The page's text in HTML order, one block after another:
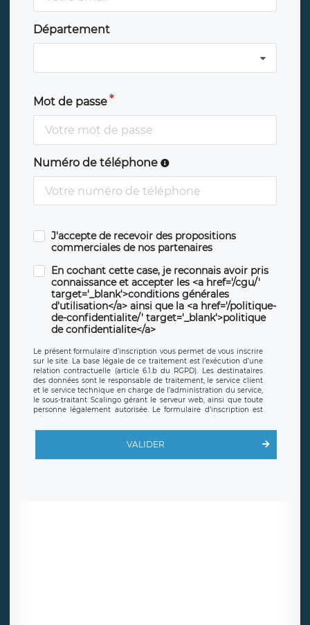
Département
Mot de passe
Numéro de téléphone
J'accepte de recevoir des propositions
commerciales de nos partenaires
En cochant cette case, je reconnais avoir pris
connaissance et accepter les <a href='/cgu/'
target='_blank'>conditions générales
d'utilisation</a> ainsi que la <a href='/politique-
de-confidentialite/' target='_blank'>politique
de confidentialite</a>
Le présent formulaire d’inscription vous permet de vous inscrire
sur le site. La base légale de ce traitement est l’exécution d’une
relation contractuelle (article 6.1.b du RGPD). Les destinataires
des données sont le responsable de traitement, le service client
et le service technique en charge de l’administration du service,
le sous-traitant Scalingo gérant le serveur web, ainsi que toute
personne légalement autorisée. Le formulaire d’inscription est
offrant desclauses de protection conformes au RGPD. Les
en sollicite la suppression, étant entendu que vous pouvez
demander la suppression de vos données et retirer votre
VALIDER